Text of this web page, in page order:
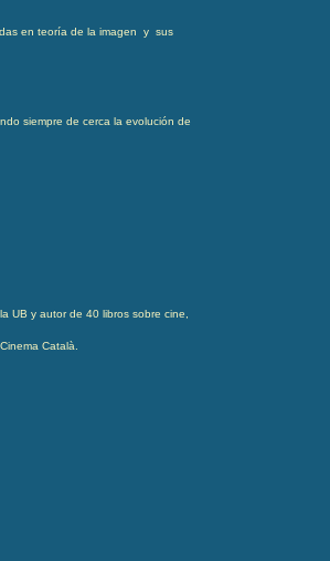
en teoría de la imagen y sus
siempre de cerca la evolución de
UB y autor de 40 libros sobre cine,
Català.